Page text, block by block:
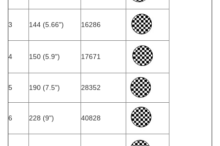
3 144 (5.66") 16286
4 150 (5.9") 17671
5 190 (7.5") 28352
6 228 (9") 40828